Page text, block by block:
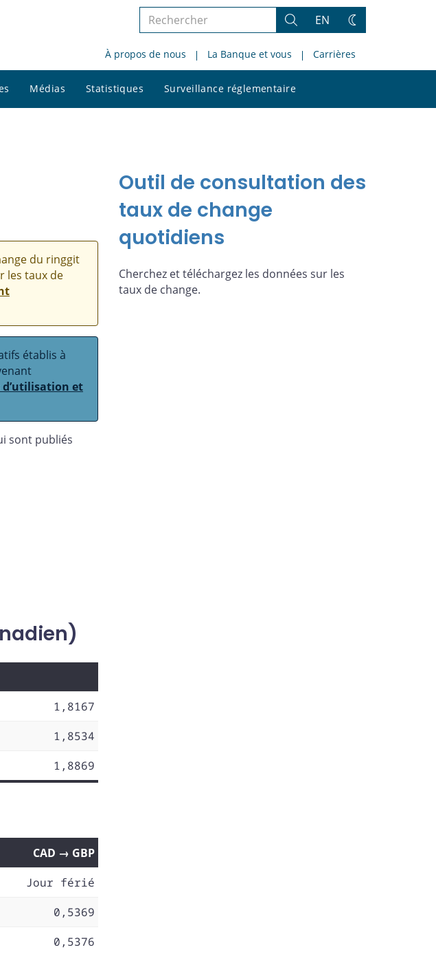
Rechercher
le
site
Rechercher
EN
Changez
thème
À propos de nous La Banque et vous Carrières
Médias Statistiques Surveillance réglementaire
le
du ringgit
les taux de
établis à
et
sont publiés
1,8167
1,8534
1,8869
CAD → GBP
Jour férié
0,5369
0,5376
Outil de consultation des
taux de change
quotidiens
Cherchez et téléchargez les données sur les
taux de change.